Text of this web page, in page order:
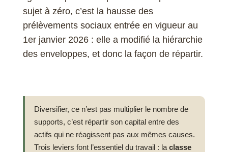
sujet à zéro, c’est la hausse des
prélèvements sociaux entrée en vigueur au
1er janvier 2026 : elle a modifié la hiérarchie
des enveloppes, et donc la façon de répartir.
Diversifier, ce n’est pas multiplier le nombre de
supports, c’est répartir son capital entre des
actifs qui ne réagissent pas aux mêmes causes.
Trois leviers font l’essentiel du travail : la classe